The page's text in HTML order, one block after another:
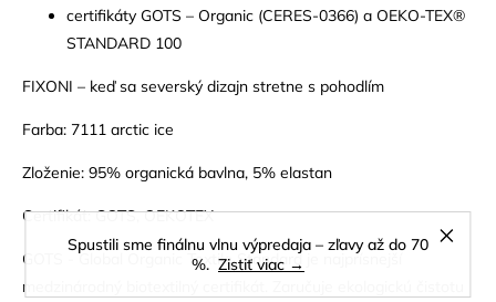
Spustili sme finálnu vlnu výpredaja – zľavy až do 70
%. Zistiť viac →
certifikáty GOTS – Organic (CERES-0366) a OEKO-TEX®
STANDARD 100
FIXONI – keď sa severský dizajn stretne s pohodlím
Farba: 7111 arctic ice
Zloženie: 95% organická bavlna, 5% elastan
Certifikát: GOTS, OEKOTEX
GOTS - Global Organic Textile Standard je najprísnejší
medzinárodný biotextilný certifikát. Zaručuje ekologickú čistotu